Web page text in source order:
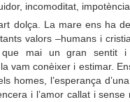
incomoditat,
dolça. La mare ens ha
valors –humans i
mai un gran sentit i
vam conèixer i estimar.
homes, l’esperança
i l’amor callat i sense